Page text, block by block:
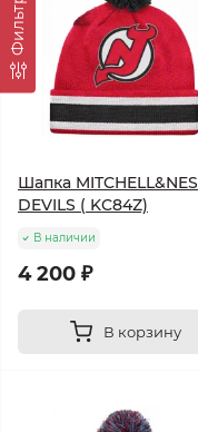
Фильтр
Шапка
DEVILS ( KC84Z)
В наличии
4 200 ₽
В корзину